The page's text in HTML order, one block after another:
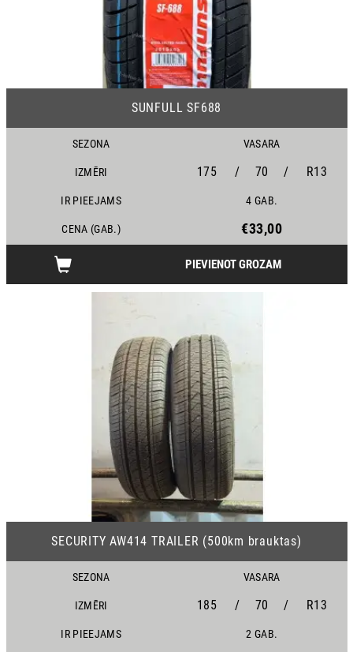
SUNFULL SF688
SEZONA VASARA
IZMĒRI 175 / 70 / R13
IR PIEEJAMS 4 GAB.
CENA (GAB.) €33,00
PIEVIENOT GROZAM
SECURITY AW414 TRAILER (500km brauktas)
SEZONA VASARA
IZMĒRI 185 / 70 / R13
IR PIEEJAMS 2 GAB.